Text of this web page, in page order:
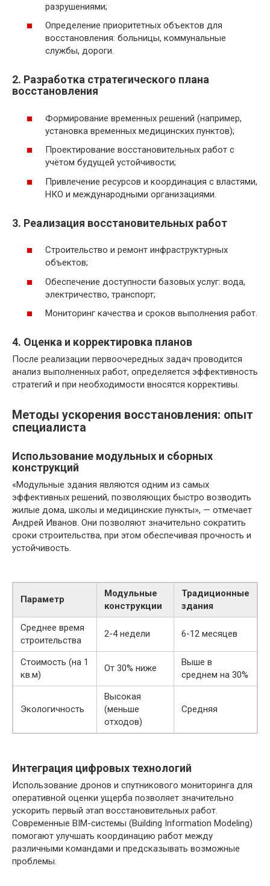
разрушениями;
Определение приоритетных объектов для
восстановления: больницы, коммунальные
службы, дороги.
2. Разработка стратегического плана
восстановления
Формирование временных решений (например,
установка временных медицинских пунктов);
Проектирование восстановительных работ с
учётом будущей устойчивости;
Привлечение ресурсов и координация с властями,
НКО и международными организациями.
3. Реализация восстановительных работ
Строительство и ремонт инфраструктурных
объектов;
Обеспечение доступности базовых услуг: вода,
электричество, транспорт;
Мониторинг качества и сроков выполнения работ.
4. Оценка и корректировка планов
После реализации первоочередных задач проводится
анализ выполненных работ, определяется эффективность
стратегий и при необходимости вносятся коррективы.
Методы ускорения восстановления: опыт
специалиста
Использование модульных и сборных
конструкций
«Модульные здания являются одним из самых
эффективных решений, позволяющих быстро возводить
жилые дома, школы и медицинские пункты», — отмечает
Андрей Иванов. Они позволяют значительно сократить
сроки строительства, при этом обеспечивая прочность и
устойчивость.
Параметр
Модульные
конструкции
Традиционные
здания
Среднее время
строительства
2-4 недели 6-12 месяцев
Стоимость (на 1
кв.м)
От 30% ниже
Выше в
среднем на 30%
Экологичность
Высокая
(меньше
отходов)
Средняя
Интеграция цифровых технологий
Использование дронов и спутникового мониторинга для
оперативной оценки ущерба позволяет значительно
ускорить первый этап восстановительных работ.
Современные BIM-системы (Building Information Modeling)
помогают улучшать координацию работ между
различными командами и предсказывать возможные
проблемы.